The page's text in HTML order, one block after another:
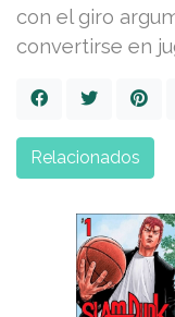
con el giro
convertirse en
Relacionados